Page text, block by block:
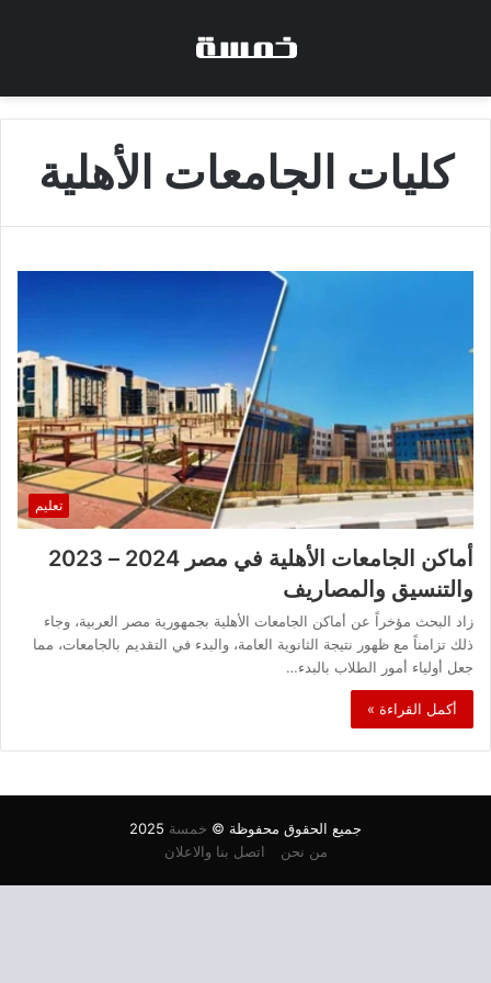
كليات الجامعات الأهلية
تعليم
أماكن الجامعات الأهلية في مصر 2024 – 2023
والتنسيق والمصاريف
زاد البحث مؤخراً عن أماكن الجامعات الأهلية بجمهورية مصر العربية، وجاء
ذلك تزامناً مع ظهور نتيجة الثانوية العامة، والبدء في التقديم بالجامعات، مما
جعل أولياء أمور الطلاب بالبدء…
أكمل القراءة »
جميع الحقوق محفوظة © خمسة
من نحن
اتصل بنا والاعلان